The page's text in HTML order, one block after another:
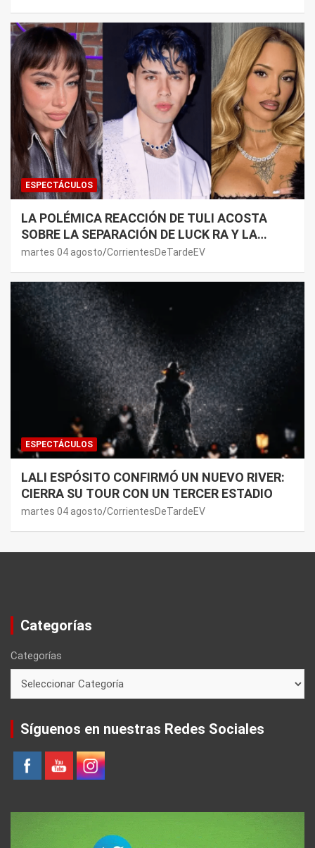
ESPECTÁCULOS
LA POLÉMICA REACCIÓN DE TULI ACOSTA
SOBRE LA SEPARACIÓN DE LUCK RA Y LA
JOAQUI: “¿MI VERDAD?”
martes 04 agosto CorrientesDeTardeEV
ESPECTÁCULOS
LALI ESPÓSITO CONFIRMÓ UN NUEVO RIVER:
CIERRA SU TOUR CON UN TERCER ESTADIO
martes 04 agosto CorrientesDeTardeEV
Categorías
Categorías
Síguenos en nuestras Redes Sociales